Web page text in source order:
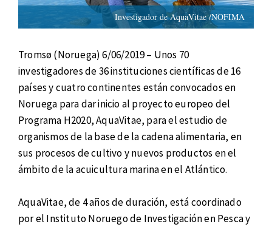
Investigador de AquaVitae /NOFIMA
Tromsø (Noruega) 6/06/2019 – Unos 70
investigadores de 36 instituciones científicas de 16
países y cuatro continentes están convocados en
Noruega para dar inicio al proyecto europeo del
Programa H2020, AquaVitae, para el estudio de
organismos de la base de la cadena alimentaria, en
sus procesos de cultivo y nuevos productos en el
ámbito de la acuicultura marina en el Atlántico.
AquaVitae, de 4 años de duración, está coordinado
por el Instituto Noruego de Investigación en Pesca y